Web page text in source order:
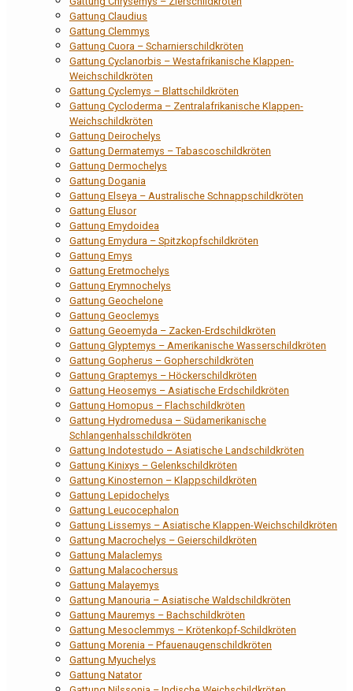
Gattung Claudius
Gattung Clemmys
Gattung Cuora – Scharnierschildkröten
Gattung Cyclanorbis – Westafrikanische Klappen-
Weichschildkröten
Gattung Cyclemys – Blattschildkröten
Gattung Cycloderma – Zentralafrikanische Klappen-
Weichschildkröten
Gattung Deirochelys
Gattung Dermatemys – Tabascoschildkröten
Gattung Dermochelys
Gattung Dogania
Gattung Elseya – Australische Schnappschildkröten
Gattung Elusor
Gattung Emydoidea
Gattung Emydura – Spitzkopfschildkröten
Gattung Emys
Gattung Eretmochelys
Gattung Erymnochelys
Gattung Geochelone
Gattung Geoclemys
Gattung Geoemyda – Zacken-Erdschildkröten
Gattung Glyptemys – Amerikanische Wasserschildkröten
Gattung Gopherus – Gopherschildkröten
Gattung Graptemys – Höckerschildkröten
Gattung Heosemys – Asiatische Erdschildkröten
Gattung Homopus – Flachschildkröten
Gattung Hydromedusa – Südamerikanische
Schlangenhalsschildkröten
Gattung Indotestudo – Asiatische Landschildkröten
Gattung Kinixys – Gelenkschildkröten
Gattung Kinosternon – Klappschildkröten
Gattung Lepidochelys
Gattung Leucocephalon
Gattung Lissemys – Asiatische Klappen-Weichschildkröten
Gattung Macrochelys – Geierschildkröten
Gattung Malaclemys
Gattung Malacochersus
Gattung Malayemys
Gattung Manouria – Asiatische Waldschildkröten
Gattung Mauremys – Bachschildkröten
Gattung Mesoclemmys – Krötenkopf-Schildkröten
Gattung Morenia – Pfauenaugenschildkröten
Gattung Myuchelys
Gattung Natator